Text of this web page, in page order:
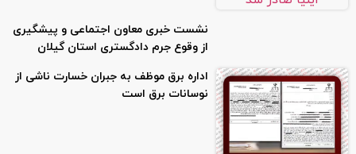
نشست خبری معاون اجتماعی و پیشگیری
از وقوع جرم دادگستری استان گیلان
اداره برق موظف به جبران خسارت ناشی از
نوسانات برق است